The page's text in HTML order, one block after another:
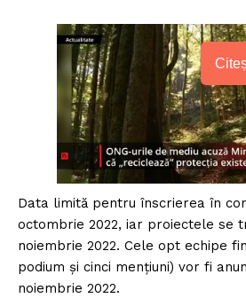
Data limită pentru înscrierea în
octombrie 2022, iar proiectele se
noiembrie 2022. Cele opt echipe
podium și cinci mențiuni) vor fi
noiembrie 2022.